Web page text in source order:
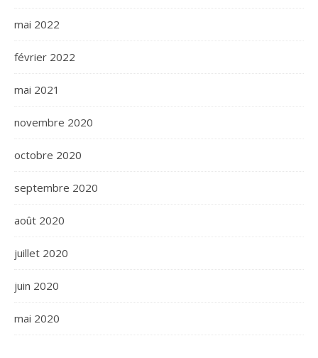
mai 2022
février 2022
mai 2021
novembre 2020
octobre 2020
septembre 2020
août 2020
juillet 2020
juin 2020
mai 2020